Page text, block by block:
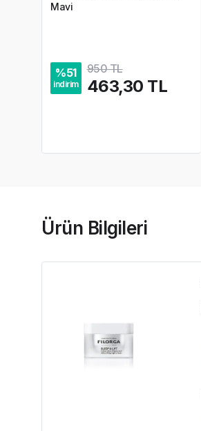
Mavi
%51
indirim
950 TL
463,30 TL
Ürün Bilgileri